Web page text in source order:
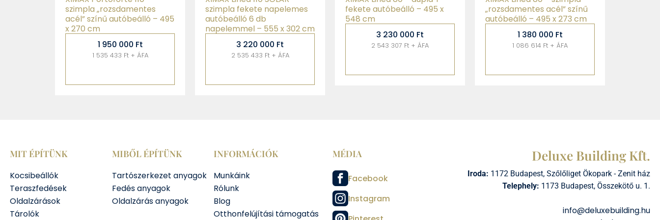
szimpla „rozsdamentes
acél” színű autóbeálló – 495
x 270 cm
1 950 000 Ft
1 535 433 Ft + ÁFA
szimpla fekete napelemes
autóbeálló 6 db
napelemmel – 555 x 302 cm
3 220 000 Ft
2 535 433 Ft + ÁFA
fekete autóbeálló – 495 x
548 cm
3 230 000 Ft
2 543 307 Ft + ÁFA
„rozsdamentes acél” színű
autóbeálló – 495 x 273 cm
1 380 000 Ft
1 086 614 Ft + ÁFA
MIT ÉPÍTÜNK
Kocsibeállók
Teraszfedések
Oldalzárások
Tárolók
MIBŐL ÉPÍTÜNK
Tartószerkezet anyagok
Fedés anyagok
Oldalzárás anyagok
INFORMÁCIÓK
Munkáink
Rólunk
Blog
Otthonfelújítási támogatás
MÉDIA
Facebook
Instagram
Deluxe Building Kft.
Iroda: 1172 Budapest, Szőlőliget Ökopark - Zenit ház
Telephely: 1173 Budapest, Összekötő u. 1.
info@deluxebuilding.hu